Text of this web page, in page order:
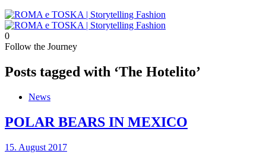
0
Follow the Journey
Posts tagged with ‘The Hotelito’
News
POLAR BEARS IN MEXICO
Posted
15. August 2017